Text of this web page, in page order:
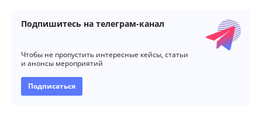
Подпишитесь на телеграм-канал
Чтобы не пропустить интересные кейсы, статьи
и анонсы мероприятий
Подписаться